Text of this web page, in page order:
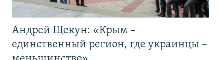
Андрей Щекун: «Крым –
единственный регион, где украинцы –